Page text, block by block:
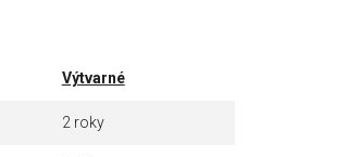
Výtvarné
2 roky